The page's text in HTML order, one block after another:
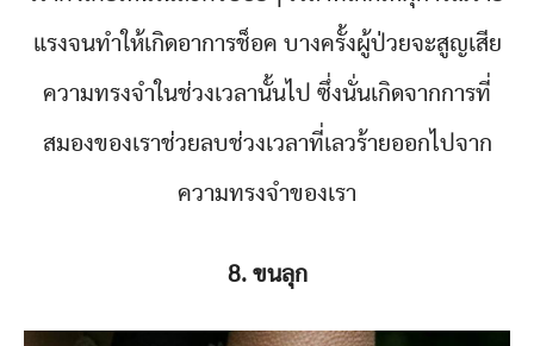
แรงจนทำให้เกิดอาการช็อค บางครั้งผู้ป่วยจะสูญเสีย
ความทรงจำในช่วงเวลานั้นไป ซึ่งนั่นเกิดจากการที่
สมองของเราช่วยลบช่วงเวลาที่เลวร้ายออกไปจาก
ความทรงจำของเรา
8. ขนลุก